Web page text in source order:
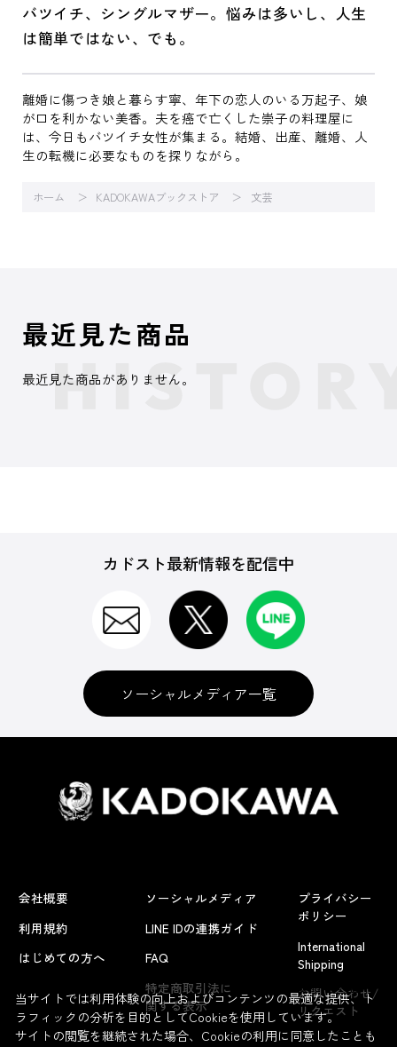
バツイチ、シングルマザー。悩みは多いし、人生
は簡単ではない、でも。
離婚に傷つき娘と暮らす寧、年下の恋人のいる万起子、娘
が口を利かない美香。夫を癌で亡くした崇子の料理屋に
は、今日もバツイチ女性が集まる。結婚、出産、離婚、人
生の転機に必要なものを探りながら。
ホーム KADOKAWAブックストア 文芸
よくあるお問い合わせ
最近見た商品
最近見た商品がありません。
カドスト最新情報を配信中
ソーシャルメディア一覧
会社概要
利用規約
はじめての方へ
ソーシャルメディア
LINE IDの連携ガイド
FAQ
特定商取引法に
関する表示
プライバシー
ポリシー
International
Shipping
お問い合わせ/
リクエスト
当サイトでは利用体験の向上およびコンテンツの最適な提供、ト
ラフィックの分析を目的としてCookieを使用しています。
サイトの閲覧を継続された場合、Cookieの利用に同意したことも